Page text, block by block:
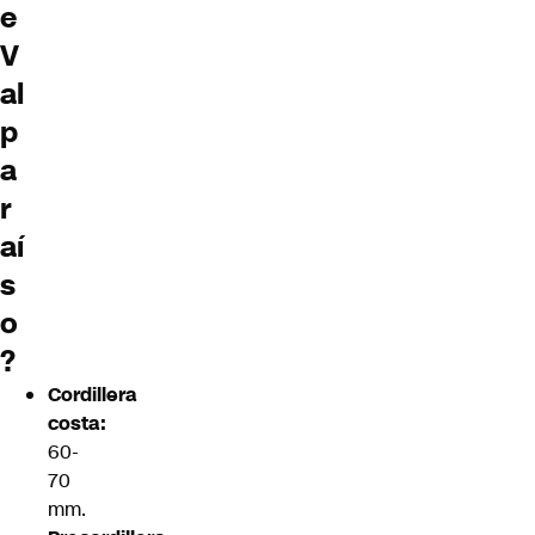
e
V
al
p
a
r
aí
s
o
?
Cordillera
costa:
60-
70
mm.